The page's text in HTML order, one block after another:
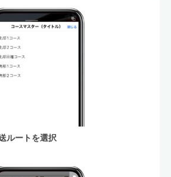
ルートを選択